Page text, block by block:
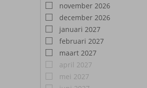
november 2026
december 2026
januari 2027
februari 2027
maart 2027
april 2027
mei 2027